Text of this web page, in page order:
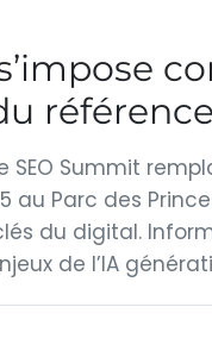
SEO Summit
au Parc des
du digital.
de l’IA